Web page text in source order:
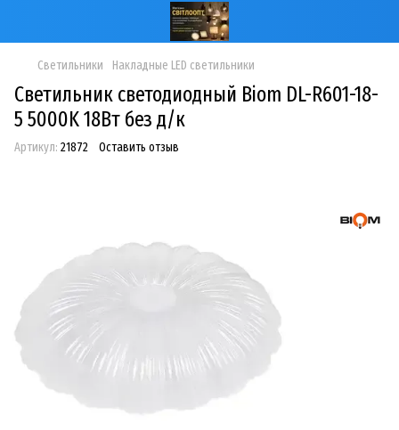
Светильники Накладные LED светильники
Светильник светодиодный Biom DL-R601-18-
5 5000K 18Вт без д/к
Артикул: 21872 Оставить отзыв